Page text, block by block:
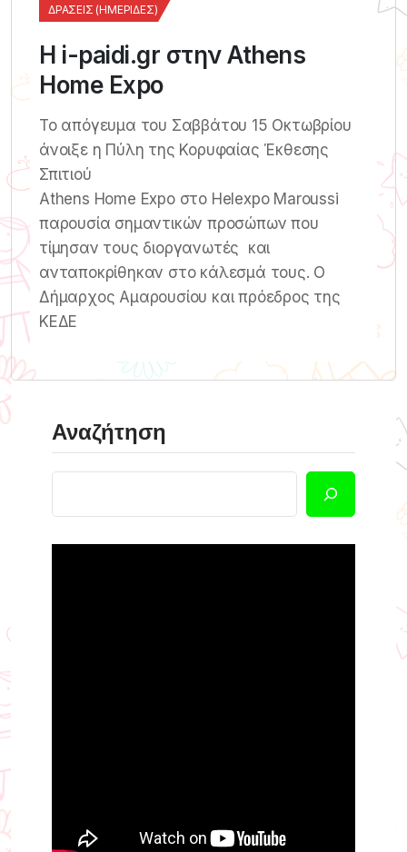
ΔΡΆΣΕΙΣ (ΗΜΕΡΊΔΕΣ)
Η i-paidi.gr στην Athens
Home Expo
Το απόγευμα του Σαββάτου 15 Οκτωβρίου
άνοιξε η Πύλη της Κορυφαίας Έκθεσης
Σπιτιού
Athens Home Expo στο Helexpo Maroussi
παρουσία σημαντικών προσώπων που
τίμησαν τους διοργανωτές και
ανταποκρίθηκαν στο κάλεσμά τους. Ο
Δήμαρχος Αμαρουσίου και πρόεδρος της
ΚΕΔΕ
Αναζήτηση